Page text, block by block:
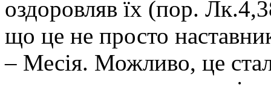
оздоровляв їх (пор.
що це не просто
– Месія. Можливо, це